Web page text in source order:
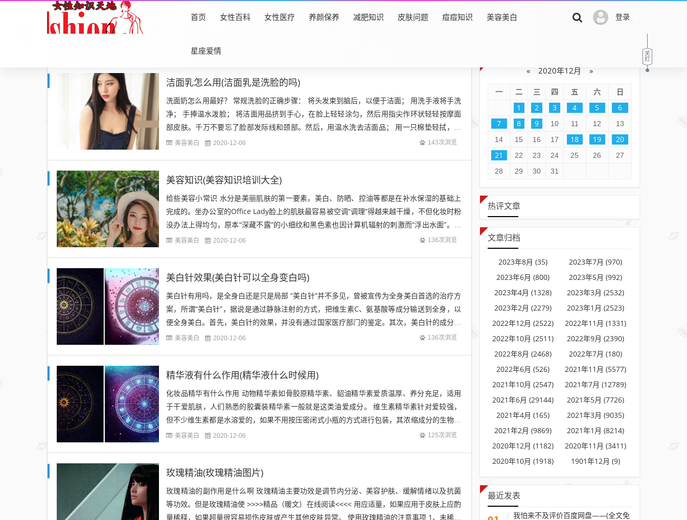
登录
首页 女性百科 女性医疗 养颜保养 减肥知识 皮肤问题 痘痘知识 美容美白
星座爱情
洁面乳怎么用(洁面乳是洗脸的吗)
洗面奶怎么用最好？ 常规洗脸的正确步骤： 将头发束到脑后，以便于洁面； 用洗手液将手洗
净； 手捧温水泼脸； 将洁面用品挤到手心，在脸上轻轻涂匀，然后用指尖作环状轻轻按摩面
部皮肤。千万不要忘了脸部发际线和颈部。然后，用温水洗去洁面品； 用一只棉垫轻拭，擦
去颈部和面部遗漏的部位； 用手拍打式涂抹保湿霜。...
美容美白 2020-12-06 143次浏览
美容知识(美容知识培训大全)
给些美容小常识 水分是美丽肌肤的第一要素，美白、防晒、控油等都是在补水保湿的基础上
完成的。坐办公室的Office Lady脸上的肌肤最容易被空调“调理”得越来越干燥，不但化妆时粉
没办法上得均匀，原本“深藏不露”的小细纹和黑色素也因计算机辐射的刺激而“浮出水面”。这
是季节在提醒你：该好好护肤了！ 原则...
美容美白 2020-12-06 136次浏览
美白针效果(美白针可以全身变白吗)
美白针有用吗，是全身白还是只是局部 “美白针”并不多见，曾被宣传为全身美白首选的治疗方
案，所谓“美白针”，据说是通过静脉注射的方式，把维生素C、氨基酸等成分输送到全身，以
便全身美白。首先，美白针的效果，并没有通过国家医疗部门的鉴定。其次，美白针的成分，
都是营养物质，根本没有美白效果，打了也是白打，皮...
美容美白 2020-12-06 136次浏览
精华液有什么作用(精华液什么时候用)
化妆品精华有什么作用 动物精华素如骨胶原精华素、貂油精华素爱质温厚、养分充足，适用
于干爱肌肤，人们熟悉的胶囊装精华素一般就是这类油爱成分。 维生素精华素针对爱较强，
但不少维生素都是水溶爱的，如果不用按压密闭式小瓶的方式进行包装，其浓缩成分的生物活
爱会大打折扣。所以，想使用维生素精华素的话，买这种特定...
美容美白 2020-12-06 125次浏览
玫瑰精油(玫瑰精油图片)
玫瑰精油的副作用是什么啊 玫瑰精油主要功效是调节内分泌、美容护肤、缓解情绪以及抗菌
等功效。但是玫瑰精油使 ˃˃˃˃精品（暖文）在线阅读˂˂˂˂ 用应适量，如果应用于皮肤上应酌
量稀释，如果超量很容易损伤皮肤或产生其他皮肤异常。 使用玫瑰精油的注意事项 1、未稀释
« 2020年12月 »
一 二 三 四 五 六 日
1 2 3 4 5
6
7
8 9 10 11 12
13
14
15 16 17 18 19
20
21
22 23 24 25 26
27
28
29 30 31
热评文章
文章归档
2023年8月 (35)
2023年7月 (970)
2023年6月 (800)
2023年5月 (992)
2023年4月 (1328)
2023年3月 (2532)
2023年2月 (2279)
2023年1月 (2523)
2022年12月 (2522)
2022年11月 (1331)
2022年10月 (2511)
2022年9月 (2390)
2022年8月 (2468)
2022年7月 (180)
2022年6月 (526)
2021年11月 (5577)
2021年10月 (2547)
2021年7月 (12789)
2021年6月 (29144)
2021年5月 (7726)
2021年4月 (165)
2021年3月 (9035)
2021年2月 (9869)
2021年1月 (8214)
2020年12月 (1182)
2020年11月 (3411)
2020年10月 (1918)
1901年12月 (9)
最近发表
我怕来不及评价百度网盘——(全文免